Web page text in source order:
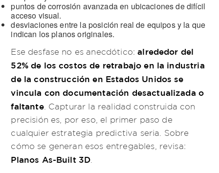
puntos de corrosión avanzada en ubicaciones de difícil
acceso visual.
desviaciones entre la posición real de equipos y la que
indican los planos originales.
Ese desfase no es anecdótico: alrededor del
52% de los costos de retrabajo en la industria
de la construcción en Estados Unidos se
vincula con documentación desactualizada o
faltante . Capturar la realidad construida con
precisión es, por eso, el primer paso de
cualquier estrategia predictiva seria. Sobre
cómo se generan esos entregables, revisa:
Planos As-Built 3D